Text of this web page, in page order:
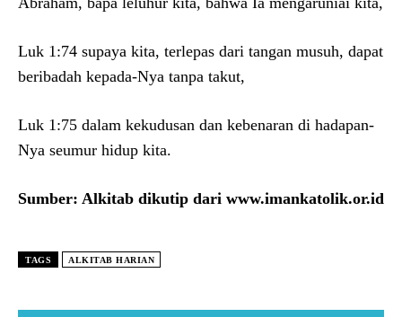
Luk 1:74 supaya kita, terlepas dari tangan musuh, dapat
beribadah kepada-Nya tanpa takut,
Luk 1:75 dalam kekudusan dan kebenaran di hadapan-
Nya seumur hidup kita.
Sumber: Alkitab dikutip dari www.imankatolik.or.id
TAGS ALKITAB HARIAN